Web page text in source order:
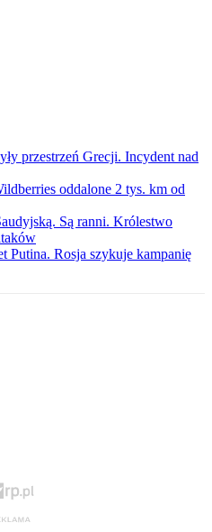
przestrzeń Grecji. Incydent nad
oddalone 2 tys. km od
Są ranni. Królestwo
Putina. Rosja szykuje kampanię